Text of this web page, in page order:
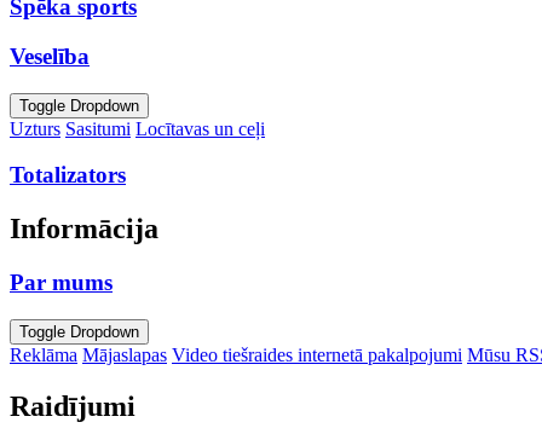
Spēka sports
Veselība
Toggle Dropdown
Uzturs Sasitumi Locītavas un ceļi
Totalizators
Informācija
Par mums
Toggle Dropdown
Reklāma Mājaslapas Video tiešraides internetā pakalpojumi Mūsu
Raidījumi